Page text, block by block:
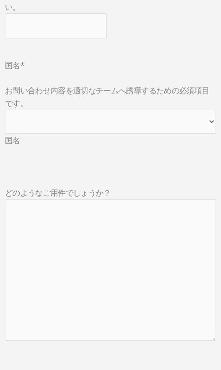
い。
国名*
お問い合わせ内容を適切なチームへ誘導するための必須項目
です。
国名
どのようなご用件でしょうか？